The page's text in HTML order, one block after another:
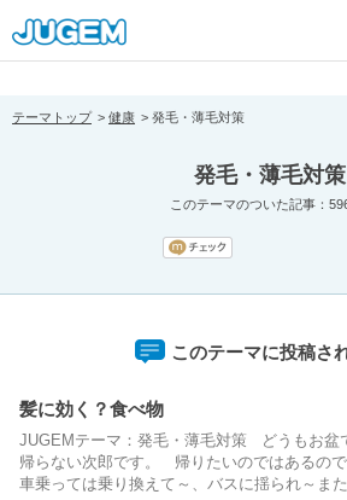
[pear_error: message="Success" code=0
prefix="" info=""]
テーマトップ 健康 発毛・薄毛対策
発毛・薄毛対策
このテーマのついた記事：
このテーマに投稿さ
髪に効く？食べ物
JUGEMテーマ：発毛・薄毛対策 どうもお盆
帰らない次郎です。 帰りたいのではあるの
車乗っては乗り換えて～、バスに揺られ～また